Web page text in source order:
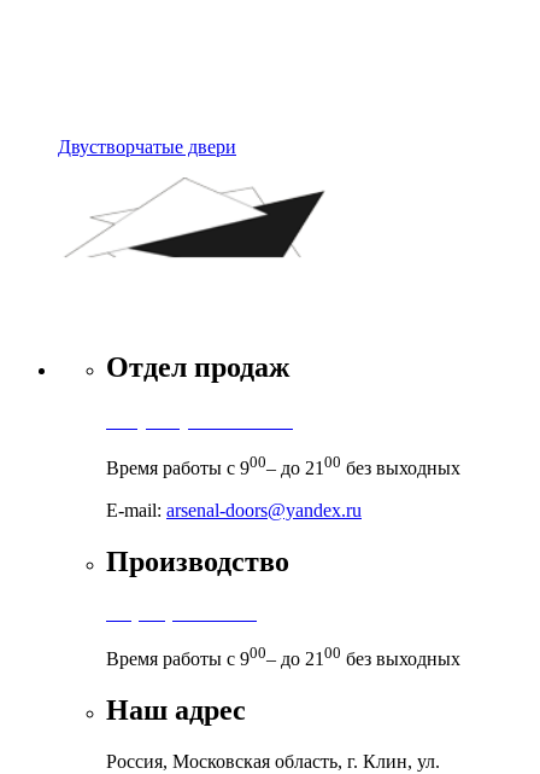
Двустворчатые двери
Отдел продаж
Время работы с 900– до 2100 без выходных
E-mail: arsenal-doors@yandex.ru
Производство
Время работы с 900– до 21 00 без выходных
Наш адрес
Россия, Московская область, г. Клин, ул.